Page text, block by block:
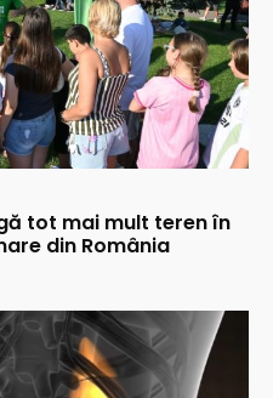
tot mai mult teren în
din România